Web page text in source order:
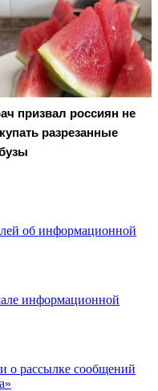
призвал россиян не
разрезанные
об информационной
информационной
о рассылке сообщений